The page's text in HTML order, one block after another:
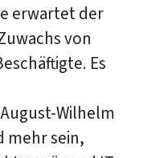
erwartet der
von
Es
Wilhelm
mehr sein,